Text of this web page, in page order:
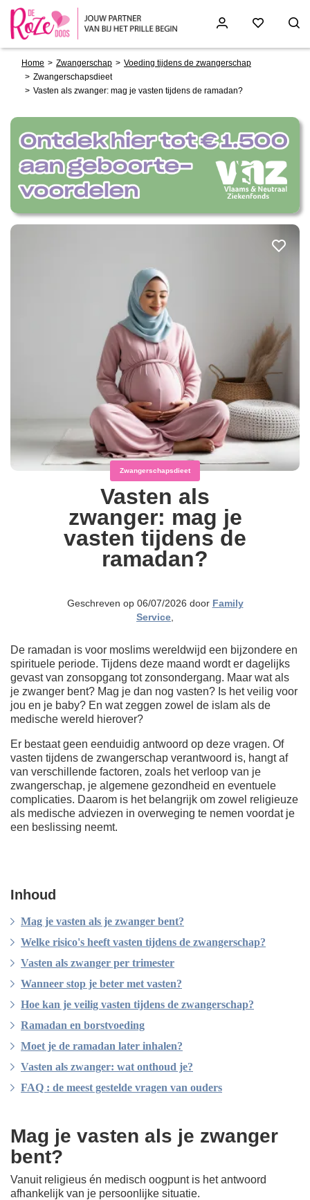
Home Zwangerschap
Voeding tijdens de zwangerschap
Zwangerschapsdieet
Vasten als zwanger: mag je vasten tijdens de ramadan?
Zwangerschapsdieet
Vasten als
zwanger: mag je
vasten tijdens de
ramadan?
Geschreven op 06/07/2026 door Family
Service
De ramadan is voor moslims wereldwijd een bijzondere en
spirituele periode. Tijdens deze maand wordt er dagelijks
gevast van zonsopgang tot zonsondergang. Maar wat als
je zwanger bent? Mag je dan nog vasten? Is het veilig voor
jou en je baby? En wat zeggen zowel de islam als de
medische wereld hierover?
Er bestaat geen eenduidig antwoord op deze vragen. Of
vasten tijdens de zwangerschap verantwoord is, hangt af
van verschillende factoren, zoals het verloop van je
zwangerschap, je algemene gezondheid en eventuele
complicaties. Daarom is het belangrijk om zowel religieuze
als medische adviezen in overweging te nemen voordat je
een beslissing neemt.
Inhoud
Mag je vasten als je zwanger bent?
Welke risico's heeft vasten tijdens de zwangerschap?
Vasten als zwanger per trimester
Wanneer stop je beter met vasten?
Hoe kan je veilig vasten tijdens de zwangerschap?
Ramadan en borstvoeding
Moet je de ramadan later inhalen?
Vasten als zwanger: wat onthoud je?
FAQ : de meest gestelde vragen van ouders
Mag je vasten als je zwanger
bent?
Vanuit religieus én medisch oogpunt is het antwoord
afhankelijk van je persoonlijke situatie.